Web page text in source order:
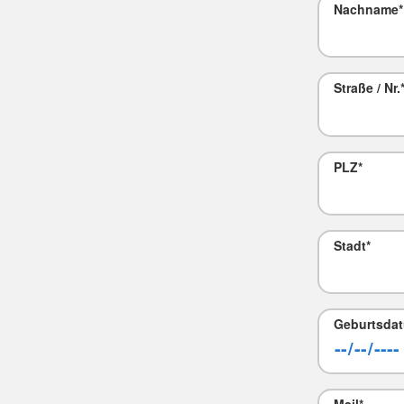
Nachname*
Straße / Nr.*
PLZ*
Stadt*